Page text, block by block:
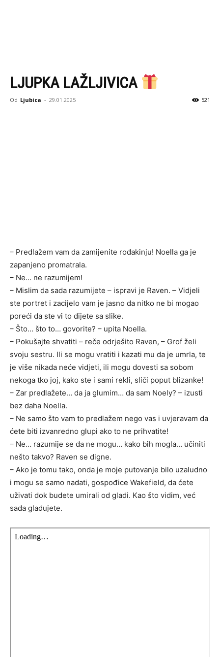
LJUPKA LAŽLJIVICA
Od Ljubica - 29.01.2025 521
– Predlažem vam da zamijenite rođakinju! Noella ga je
zapanjeno promatrala.
– Ne… ne razumijem!
– Mislim da sada razumijete – ispravi je Raven. – Vidjeli
ste portret i zacijelo vam je jasno da nitko ne bi mogao
poreći da ste vi to dijete sa slike.
– Što… što to… govorite? – upita Noella.
– Pokušajte shvatiti – reče odrješito Raven, – Grof želi
svoju sestru. Ili se mogu vratiti i kazati mu da je umrla, te
je više nikada neće vidjeti, ili mogu dovesti sa sobom
nekoga tko joj, kako ste i sami rekli, sliči poput blizanke!
– Zar predlažete… da ja glumim… da sam Noely? – izusti
bez daha Noella.
– Ne samo što vam to predlažem nego vas i uvjeravam da
ćete biti izvanredno glupi ako to ne prihvatite!
– Ne… razumije se da ne mogu… kako bih mogla… učiniti
nešto takvo? Raven se digne.
– Ako je tomu tako, onda je moje putovanje bilo uzaludno
i mogu se samo nadati, gospođice Wakefield, da ćete
uživati dok budete umirali od gladi. Kao što vidim, već
sada gladujete.